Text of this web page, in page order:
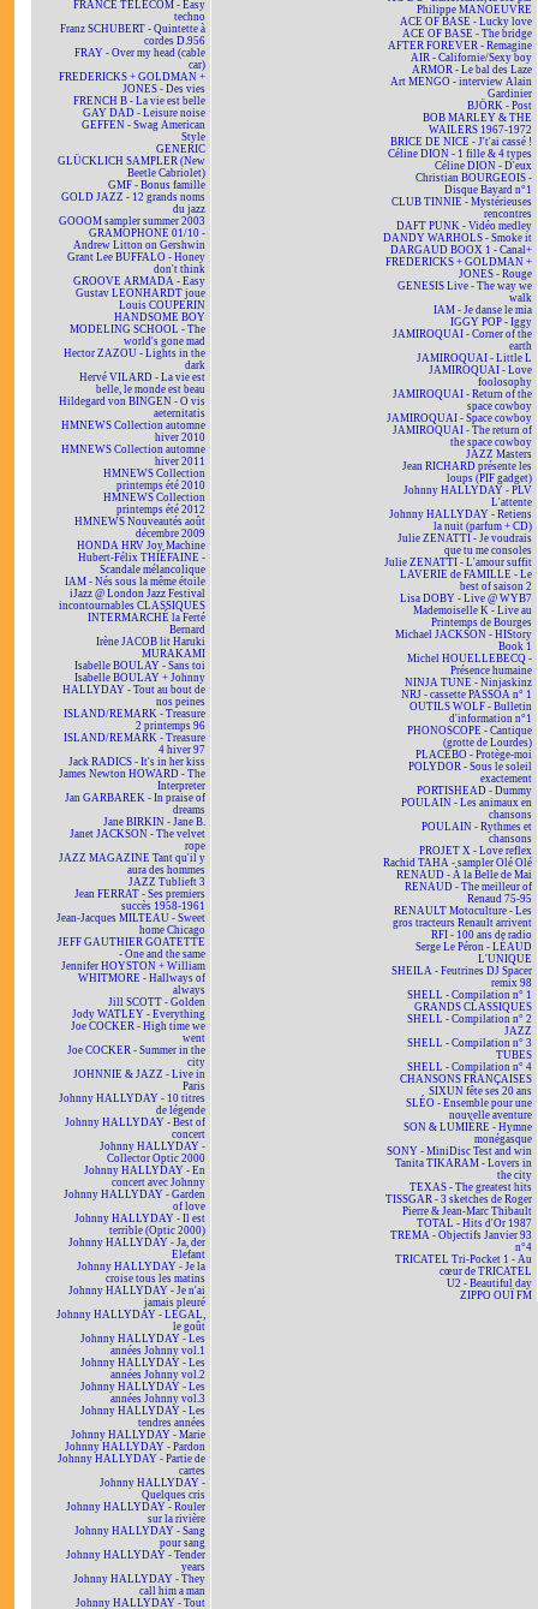
FRANCE TELECOM - Easy
techno
Franz SCHUBERT - Quintette à
cordes D.956
FRAY - Over my head (cable
car)
FREDERICKS + GOLDMAN +
JONES - Des vies
FRENCH B - La vie est belle
GAY DAD - Leisure noise
GEFFEN - Swag American
Style
GENERIC
GLÜCKLICH SAMPLER (New
Beetle Cabriolet)
GMF - Bonus famille
GOLD JAZZ - 12 grands noms
du jazz
GOOOM sampler summer 2003
GRAMOPHONE 01/10 -
Andrew Litton on Gershwin
Grant Lee BUFFALO - Honey
don't think
GROOVE ARMADA - Easy
Gustav LEONHARDT joue
Louis COUPERIN
HANDSOME BOY
MODELING SCHOOL - The
world's gone mad
Hector ZAZOU - Lights in the
dark
Hervé VILARD - La vie est
belle, le monde est beau
Hildegard von BINGEN - O vis
aeternitatis
HMNEWS Collection automne
hiver 2010
HMNEWS Collection automne
hiver 2011
HMNEWS Collection
printemps été 2010
HMNEWS Collection
printemps été 2012
HMNEWS Nouveautés août
décembre 2009
HONDA HRV Joy Machine
Hubert-Félix THIÉFAINE -
Scandale mélancolique
IAM - Nés sous la même étoile
iJazz @ London Jazz Festival
incontournables CLASSIQUES
INTERMARCHÉ la Ferté
Bernard
Irène JACOB lit Haruki
MURAKAMI
Isabelle BOULAY - Sans toi
Isabelle BOULAY + Johnny
HALLYDAY - Tout au bout de
nos peines
ISLAND/REMARK - Treasure
2 printemps 96
ISLAND/REMARK - Treasure
4 hiver 97
Jack RADICS - It's in her kiss
James Newton HOWARD - The
Interpreter
Jan GARBAREK - In praise of
dreams
Jane BIRKIN - Jane B.
Janet JACKSON - The velvet
rope
JAZZ MAGAZINE Tant qu'il y
aura des hommes
JAZZ Tublieft 3
Jean FERRAT - Ses premiers
succès 1958-1961
Jean-Jacques MILTEAU - Sweet
home Chicago
JEFF GAUTHIER GOATETTE
- One and the same
Jennifer HOYSTON + William
WHITMORE - Hallways of
always
Jill SCOTT - Golden
Jody WATLEY - Everything
Joe COCKER - High time we
went
Joe COCKER - Summer in the
city
JOHNNIE & JAZZ - Live in
Paris
Johnny HALLYDAY - 10 titres
de légende
Johnny HALLYDAY - Best of
concert
Johnny HALLYDAY -
Collector Optic 2000
Johnny HALLYDAY - En
concert avec Johnny
Johnny HALLYDAY - Garden
of love
Johnny HALLYDAY - Il est
terrible (Optic 2000)
Johnny HALLYDAY - Ja, der
Elefant
Johnny HALLYDAY - Je la
croise tous les matins
Johnny HALLYDAY - Je n'ai
jamais pleuré
Johnny HALLYDAY - LEGAL,
le goût
Johnny HALLYDAY - Les
années Johnny vol.1
Johnny HALLYDAY - Les
années Johnny vol.2
Johnny HALLYDAY - Les
années Johnny vol.3
Johnny HALLYDAY - Les
tendres années
Johnny HALLYDAY - Marie
Johnny HALLYDAY - Pardon
Johnny HALLYDAY - Partie de
cartes
Johnny HALLYDAY -
Quelques cris
Johnny HALLYDAY - Rouler
sur la rivière
Johnny HALLYDAY - Sang
pour sang
Johnny HALLYDAY - Tender
years
Johnny HALLYDAY - They
call him a man
Johnny HALLYDAY - Tout
Philippe MANOEUVRE
ACE OF BASE - Lucky love
ACE OF BASE - The bridge
AFTER FOREVER - Remagine
AIR - Californie/Sexy boy
ARMOR - Le bal des Laze
Art MENGO - interview Alain
Gardinier
BJÖRK - Post
BOB MARLEY & THE
WAILERS 1967-1972
BRICE DE NICE - J't'ai cassé !
Céline DION - 1 fille & 4 types
Céline DION - D'eux
Christian BOURGEOIS -
Disque Bayard n°1
CLUB TINNIE - Mystérieuses
rencontres
DAFT PUNK - Vidéo medley
DANDY WARHOLS - Smoke it
DARGAUD BOOX 1 - Canal+
FREDERICKS + GOLDMAN +
JONES - Rouge
GENESIS Live - The way we
walk
IAM - Je danse le mia
IGGY POP - Iggy
JAMIROQUAI - Corner of the
earth
JAMIROQUAI - Little L
JAMIROQUAI - Love
foolosophy
JAMIROQUAI - Return of the
space cowboy
JAMIROQUAI - Space cowboy
JAMIROQUAI - The return of
the space cowboy
JAZZ Masters
Jean RICHARD présente les
loups (PIF gadget)
Johnny HALLYDAY - PLV
L'attente
Johnny HALLYDAY - Retiens
la nuit (parfum + CD)
Julie ZENATTI - Je voudrais
que tu me consoles
Julie ZENATTI - L'amour suffit
LAVERIE de FAMILLE - Le
best of saison 2
Lisa DOBY - Live @ WYB7
Mademoiselle K - Live au
Printemps de Bourges
Michael JACKSON - HIStory
Book 1
Michel HOUELLEBECQ -
Présence humaine
NINJA TUNE - Ninjaskinz
NRJ - cassette PASSOA n° 1
OUTILS WOLF - Bulletin
d'information n°1
PHONOSCOPE - Cantique
(grotte de Lourdes)
PLACEBO - Protège-moi
POLYDOR - Sous le soleil
exactement
PORTISHEAD - Dummy
POULAIN - Les animaux en
chansons
POULAIN - Rythmes et
chansons
PROJET X - Love reflex
Rachid TAHA - sampler Olé Olé
RENAUD - À la Belle de Mai
RENAUD - The meilleur of
Renaud 75-95
RENAULT Motoculture - Les
gros tracteurs Renault arrivent
RFI - 100 ans de radio
Serge Le Péron - LÉAUD
L'UNIQUE
SHEILA - Feutrines DJ Spacer
remix 98
SHELL - Compilation n° 1
GRANDS CLASSIQUES
SHELL - Compilation n° 2
JAZZ
SHELL - Compilation n° 3
TUBES
SHELL - Compilation n° 4
CHANSONS FRANÇAISES
SIXUN fête ses 20 ans
SLÉO - Ensemble pour une
nouvelle aventure
SON & LUMIÈRE - Hymne
monégasque
SONY - MiniDisc Test and win
Tanita TIKARAM - Lovers in
the city
TEXAS - The greatest hits
TISSGAR - 3 sketches de Roger
Pierre & Jean-Marc Thibault
TOTAL - Hits d'Or 1987
TREMA - Objectifs Janvier 93
n°4
TRICATEL Tri-Pocket 1 - Au
cœur de TRICATEL
U2 - Beautiful day
ZIPPO OUÏ FM